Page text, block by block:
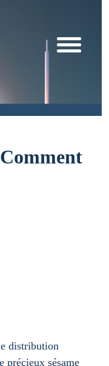
distribution
précieux sésame